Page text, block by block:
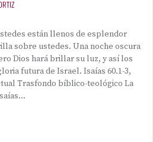
están llenos de esplendor
sobre ustedes. Una noche oscura
Dios hará brillar su luz, y así los
futura de Israel. Isaías 60.1-3,
Trasfondo bíblico-teológico La